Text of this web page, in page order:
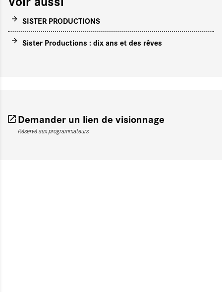
SISTER PRODUCTIONS
Sister Productions : dix ans et des rêves
Demander un lien de visionnage
Réservé aux programmateurs